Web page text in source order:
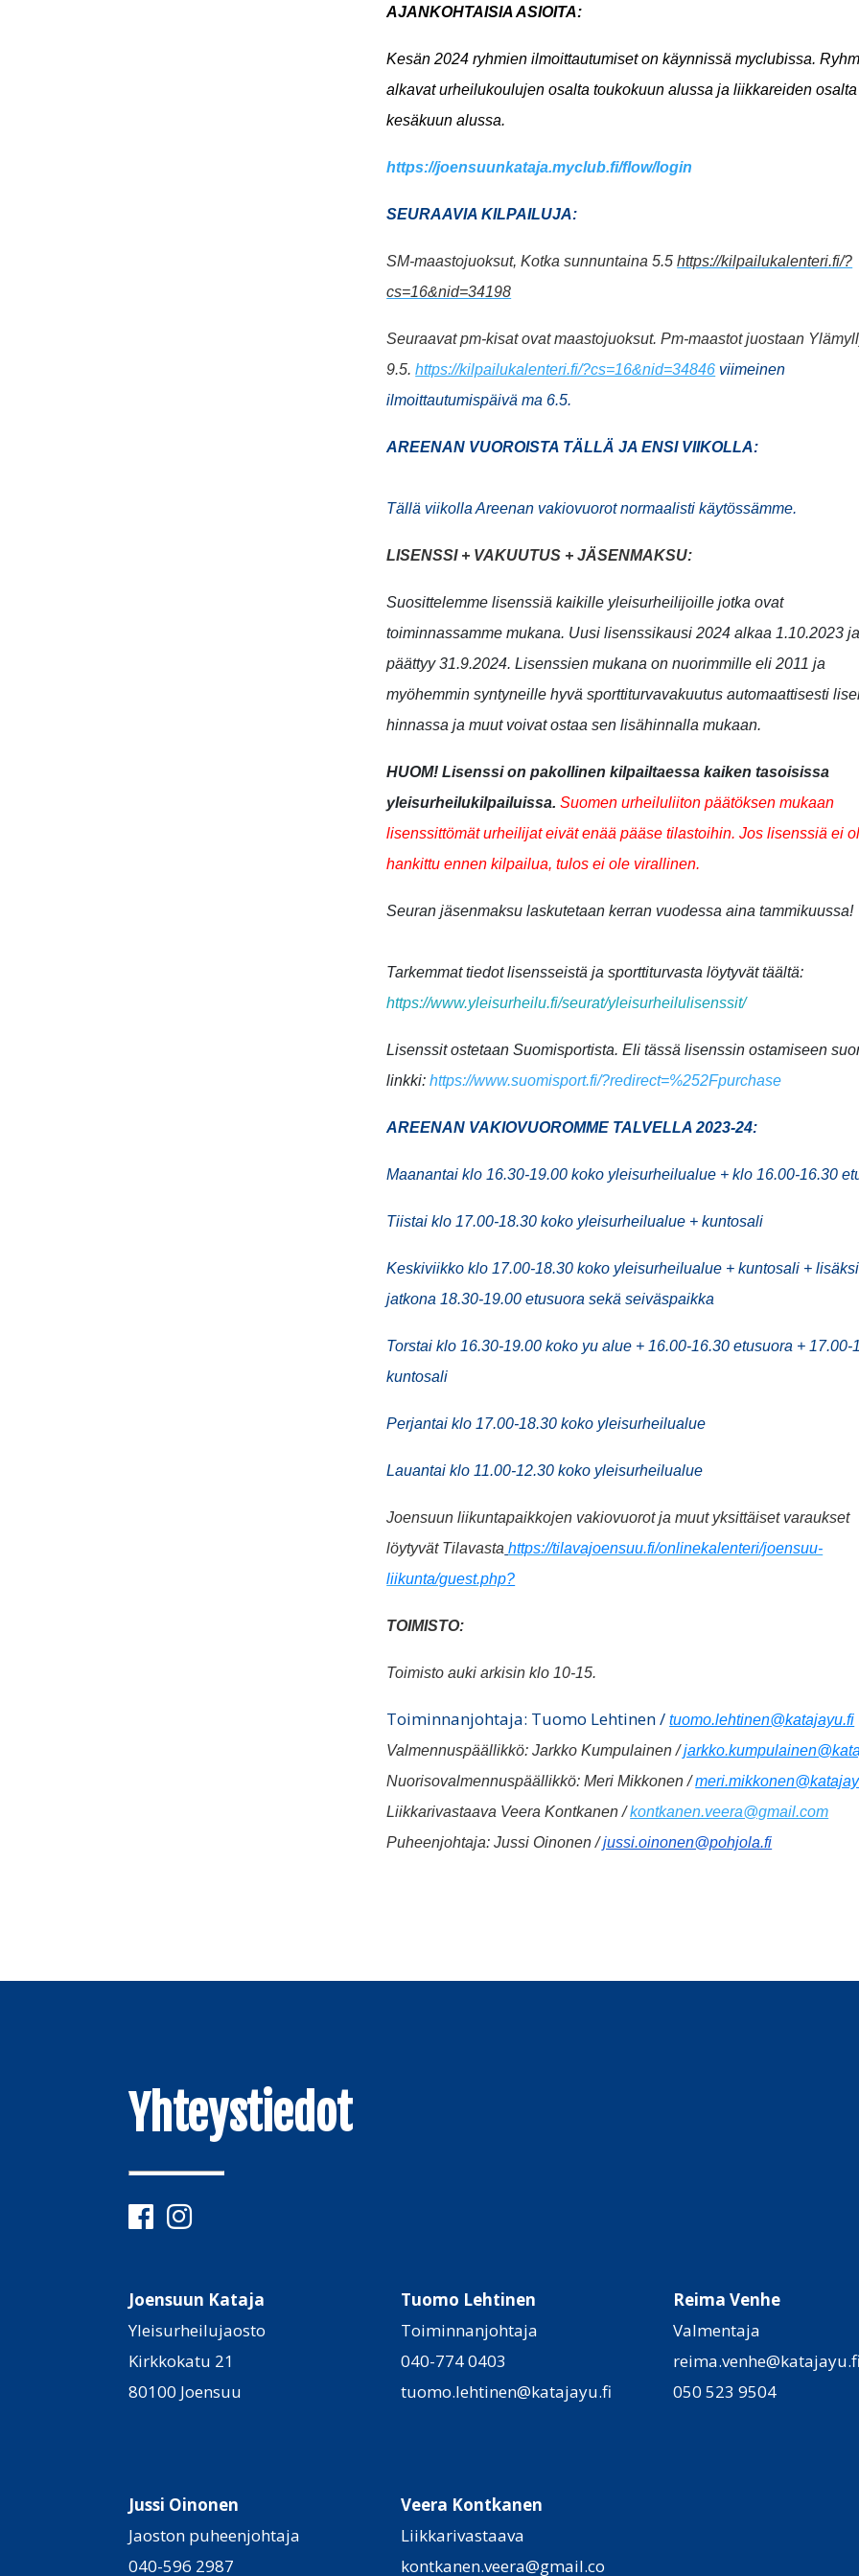
AJANKOHTAISIA ASIOITA:
Kesän 2024 ryhmien ilmoittautumiset on käynnissä myclubissa.
alkavat urheilukoulujen osalta toukokuun alussa ja liikkareiden osalta
kesäkuun alussa.
https://joensuunkataja.myclub.fi/flow/login
SEURAAVIA KILPAILUJA:
SM-maastojuoksut, Kotka sunnuntaina 5.5https://kilpailukalenteri.fi/?
cs=16&nid=34198
Seuraavat pm-kisat ovat maastojuoksut. Pm-maastot juostaan
9.5. https://kilpailukalenteri.fi/?cs=16&nid=34846 viimeinen
ilmoittautumispäivä ma 6.5.
AREENAN VUOROISTA TÄLLÄ JA ENSI VIIKOLLA:
Tällä viikolla Areenan vakiovuorot normaalisti käytössämme.
LISENSSI + VAKUUTUS + JÄSENMAKSU:
Suosittelemme lisenssiä kaikille yleisurheilijoille jotka ovat
toiminnassamme mukana. Uusi lisenssikausi 2024 alkaa 1.10.2023 ja
päättyy 31.9.2024. Lisenssien mukana on nuorimmille eli 2011 ja
myöhemmin syntyneille hyvä sporttiturvavakuutus automaattisesti
hinnassa ja muut voivat ostaa sen lisähinnalla mukaan.
HUOM! Lisenssi on pakollinen kilpailtaessa kaiken tasoisissa
yleisurheilukilpailuissa.Suomen urheiluliiton päätöksen mukaan
lisenssittömät urheilijat eivät enää pääse tilastoihin. Jos lisenssiä ei
hankittu ennen kilpailua, tulos ei ole virallinen.
Seuran jäsenmaksu laskutetaan kerran vuodessa aina tammikuussa!
Tarkemmat tiedot lisensseistä ja sporttiturvasta löytyvät täältä:
https://www.yleisurheilu.fi/seurat/yleisurheilulisenssit/
Lisenssit ostetaan Suomisportista. Eli tässä lisenssin ostamiseen
linkki:https://www.suomisport.fi/?redirect=%252Fpurchase
AREENAN VAKIOVUOROMME TALVELLA 2023-24:
Maanantai klo 16.30-19.00 koko yleisurheilualue + klo 16.00-16.30
Tiistai klo 17.00-18.30 koko yleisurheilualue + kuntosali
Keskiviikko klo 17.00-18.30 koko yleisurheilualue + kuntosali + lisäksi
jatkona 18.30-19.00 etusuora sekä seiväspaikka
Torstai klo 16.30-19.00 koko yu alue + 16.00-16.30 etusuora + 17.00-
kuntosali
Perjantai klo 17.00-18.30 koko yleisurheilualue
Lauantai klo 11.00-12.30 koko yleisurheilualue
Joensuun liikuntapaikkojen vakiovuorot ja muut yksittäiset varaukset
löytyvät Tilavasta https://tilavajoensuu.fi/onlinekalenteri/joensuu-
liikunta/guest.php?
TOIMISTO:
Toimisto auki arkisin klo 10-15.
Toiminnanjohtaja: Tuomo Lehtinen /tuomo.lehtinen@katajayu.fi
Valmennuspäällikkö: Jarkko Kumpulainen /
Nuorisovalmennuspäällikkö: Meri Mikkonen /
Liikkarivastaava Veera Kontkanen /kontkanen.veera@gmail.com
Puheenjohtaja: Jussi Oinonen /jussi.oinonen@pohjola.fi
Yhteystiedot
Joensuun Kataja
Yleisurheilujaosto
Kirkkokatu 21
80100 Joensuu
Tuomo Lehtinen
Toiminnanjohtaja
040-774 0403
tuomo.lehtinen@katajayu.fi
Reima Venhe
Valmentaja
reima.venhe@katajayu.fi
050 523 9504
Jussi Oinonen
Jaoston puheenjohtaja
040-596 2987
Veera Kontkanen
Liikkarivastaava
kontkanen.veera@gmail.co